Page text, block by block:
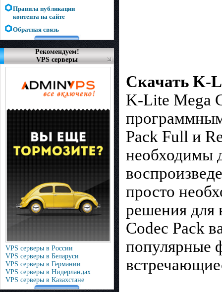
Правила публикации
контента на сайте
Обратная связь
Рекомендуем!
VPS серверы
VPS серверы в России
VPS серверы в Беларуси
VPS серверы в Германии
VPS серверы в Нидерландах
VPS серверы в Казахстане
Скачать K-
K-Lite Mega
Pack Full и
необходимы
просто
решения для
Codec Pack
популярные